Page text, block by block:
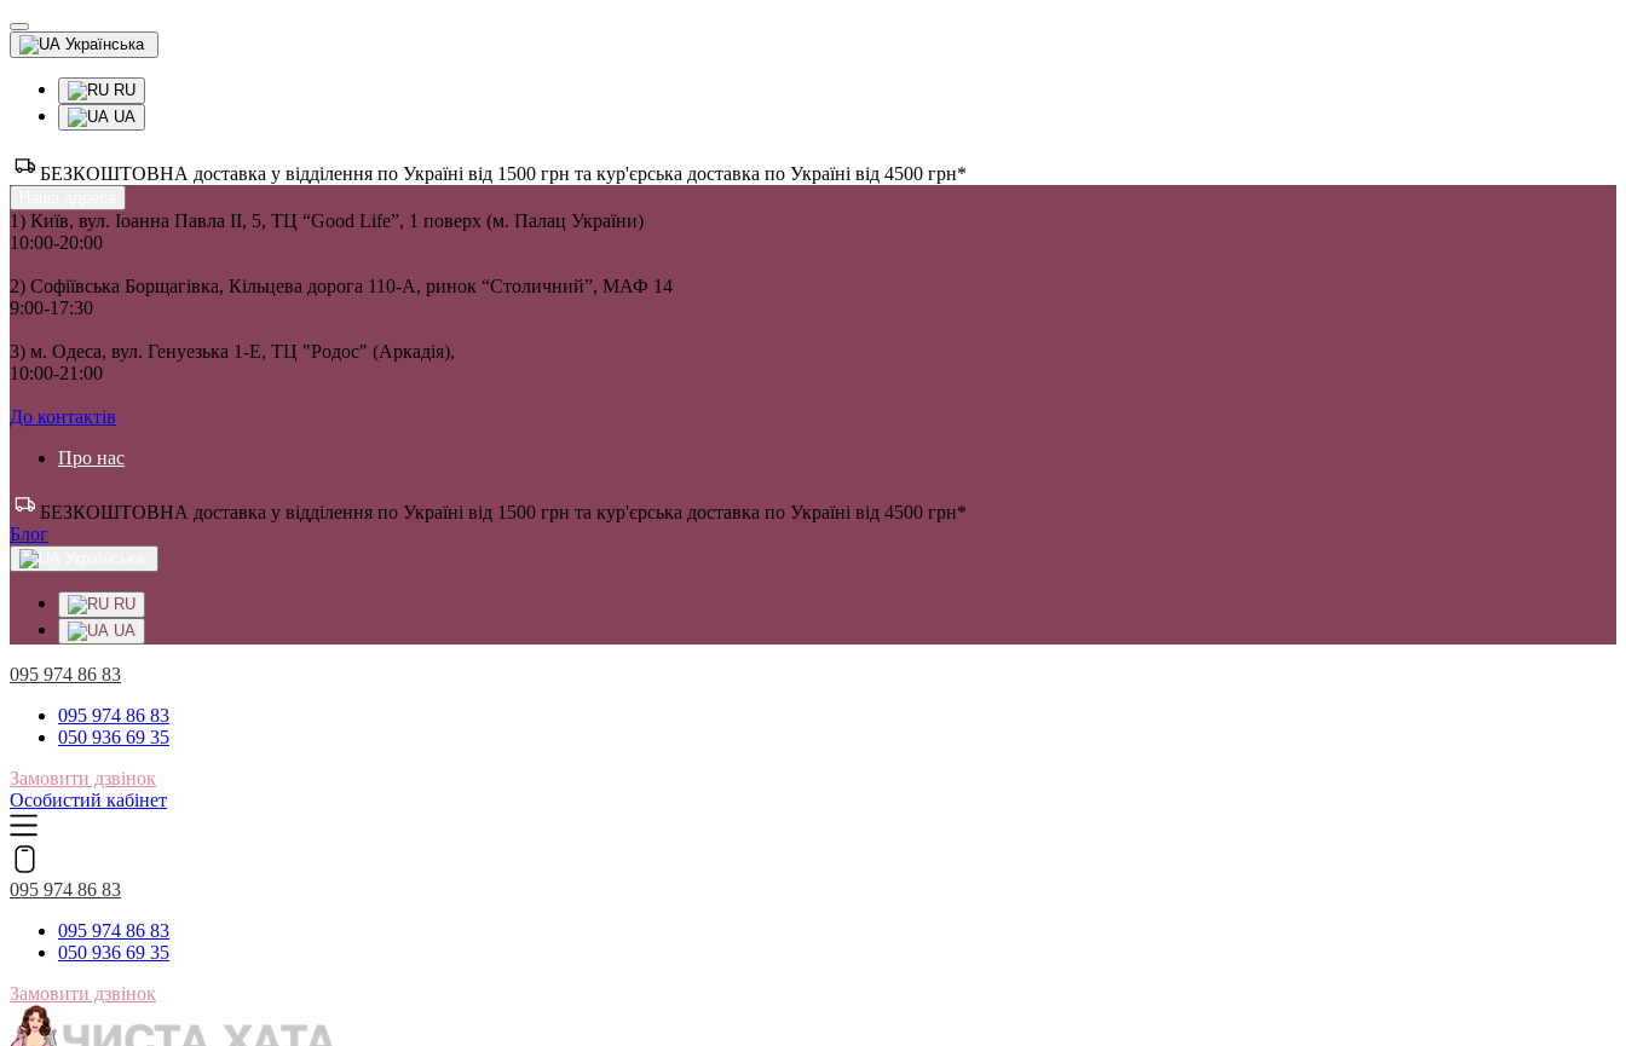
Українська
RU
UA
БЕЗКОШТОВНА доставка у відділення по Україні від 1500 грн та кур'єрська доставка по Україні від 4500 грн*
1) Київ, вул. Іоанна Павла II, 5, ТЦ “Good Life”, 1 поверх (м. Палац України)
10:00-20:00
2) Софіївська Борщагівка, Кільцева дорога 110-А, ринок “Столичний”, МАФ 14
9:00-17:30
3) м. Одеса, вул. Генуезька 1-Е, ТЦ "Родос" (Аркадія),
10:00-21:00
До контактів
Про нас
БЕЗКОШТОВНА доставка у відділення по Україні від 1500 грн та кур'єрська доставка по Україні від 4500 грн*
Блог
RU
UA
095 974 86 83
095 974 86 83
050 936 69 35
Замовити дзвінок
Особистий кабінет
095 974 86 83
095 974 86 83
050 936 69 35
Замовити дзвінок